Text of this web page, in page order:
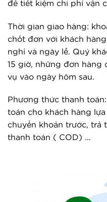
để tiết kiệm chi phí vận
Thời gian giao hàng:
chốt đơn với khách
nghỉ và ngày lễ. Quý
15 giờ, những đơn hàng
vụ vào ngày hôm sau.
Phương thức thanh
toán cho khách hàng
chuyển khoản trước, trả
thanh toán ( COD) …